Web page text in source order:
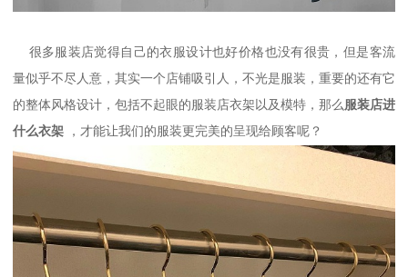
很多服装店觉得自己的衣服设计也好价格也没有很贵，但是客流
量似乎不尽人意，其实一个店铺吸引人，不光是服装，重要的还有它
的整体风格设计，包括不起眼的服装店衣架以及模特，那么 服装店进
什么衣架
，才能让我们的服装更完美的呈现给顾客呢？